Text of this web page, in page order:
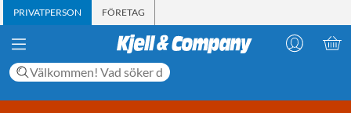
PRIVATPERSON FÖRETAG